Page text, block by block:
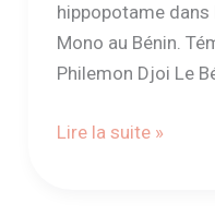
hippopotame dans
Mono au Bénin.
Philemon Djoi Le
Lire la suite »